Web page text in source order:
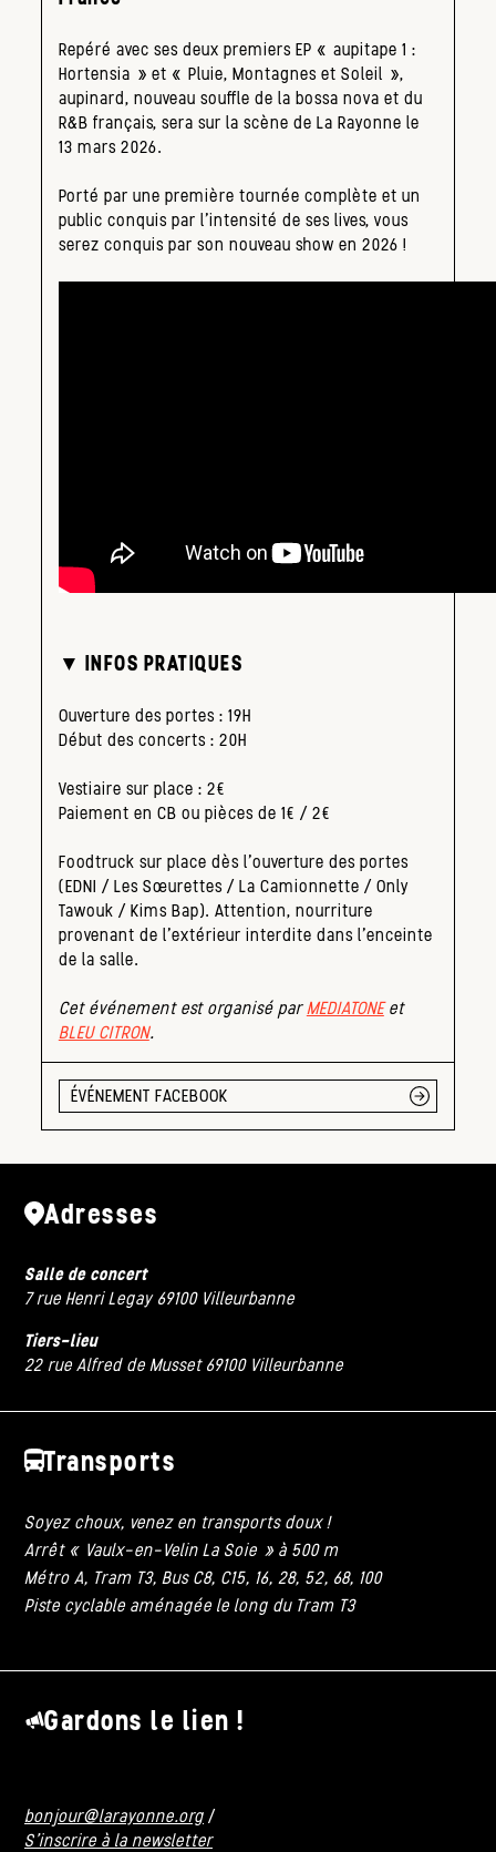
Repéré avec ses deux premiers EP « aupitape 1 :
Hortensia » et « Pluie, Montagnes et Soleil »,
aupinard, nouveau souffle de la bossa nova et du
R&B français, sera sur la scène de La Rayonne le
13 mars 2026.
Porté par une première tournée complète et un
public conquis par l’intensité de ses lives, vous
serez conquis par son nouveau show en 2026 !
▼ INFOS PRATIQUES
Ouverture des portes : 19H
Début des concerts : 20H
Vestiaire sur place : 2€
Paiement en CB ou pièces de 1€ / 2€
Foodtruck sur place dès l’ouverture des portes
(EDNI / Les Sœurettes / La Camionnette / Only
Tawouk / Kims Bap). Attention, nourriture
provenant de l’extérieur interdite dans l’enceinte
de la salle.
Cet événement est organisé parMEDIATONEet
BLEU CITRON.
ÉVÉNEMENT FACEBOOK
Adresses
Salle de concert
7 rue Henri Legay 69100 Villeurbanne
Tiers-lieu
22 rue Alfred de Musset 69100 Villeurbanne
Transports
Soyez choux, venez en transports doux !
Arrêt « Vaulx-en-Velin La Soie » à 500 m
Métro A, Tram T3, Bus C8, C15, 16, 28, 52, 68, 100
Piste cyclable aménagée le long du Tram T3
Gardons le lien !
bonjour@larayonne.org /
S'inscrire à la newsletter